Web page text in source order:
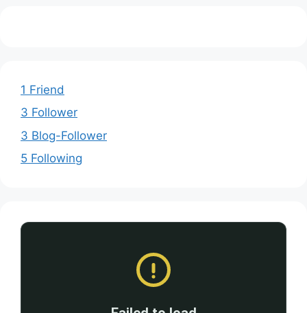
1 Friend
3 Follower
3 Blog-Follower
5 Following